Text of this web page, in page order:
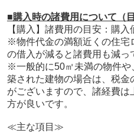
■購入時の諸費用について（
【購入】諸費用の目安：購
※物件代金の満額近くの住宅
の借入が減ると諸費用も減っ
※一般的に50㎡未満の物件や
築された建物の場合は、税金
がございますので、諸経費
方が良いです。
≪主な項目≫